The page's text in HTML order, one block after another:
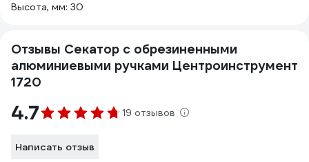
Высота, мм: 30
Отзывы Секатор с обрезиненными
алюминиевыми ручками Центроинструмент
1720
4.7 19 отзывов
Написать отзыв